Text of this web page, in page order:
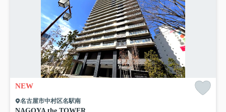
NEW
名古屋市中村区名駅南